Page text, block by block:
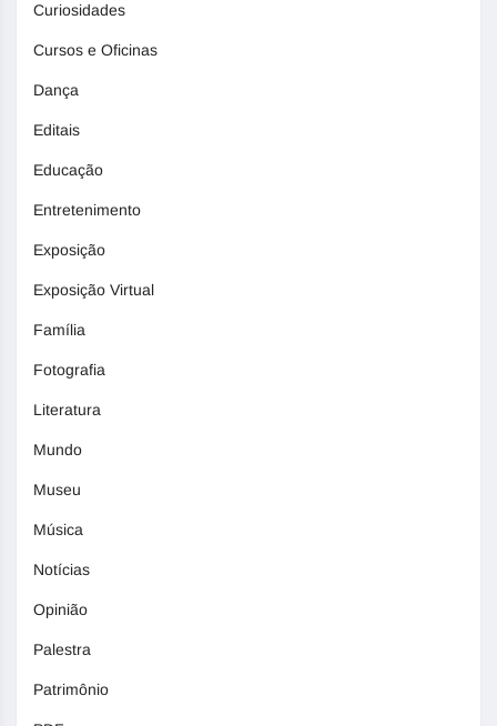
Curiosidades
Cursos e Oficinas
Dança
Editais
Educação
Entretenimento
Exposição
Exposição Virtual
Família
Fotografia
Literatura
Mundo
Museu
Música
Notícias
Opinião
Palestra
Patrimônio